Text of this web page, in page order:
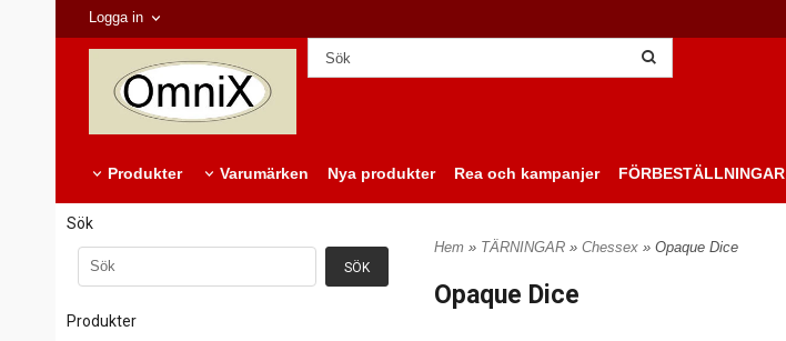
Logga in
Produkter Varumärken Nya produkter Rea och kampanjer FÖRBESTÄLLNINGAR
Sök
Produkter
Hem » TÄRNINGAR » Chessex » Opaque Dice
Opaque Dice